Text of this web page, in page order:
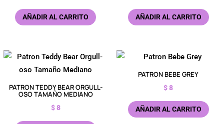
AÑADIR AL CARRITO AÑADIR AL CARRITO
PATRON TEDDY BEAR ORGULL-
OSO TAMAÑO MEDIANO
$8
PATRON BEBE GREY
$8
AÑADIR AL CARRITO